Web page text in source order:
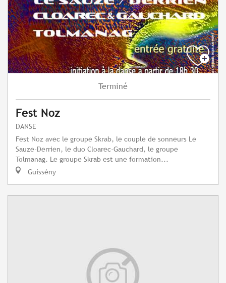
Terminé
Fest Noz
DANSE
Fest Noz avec le groupe Skrab, le couple de sonneurs Le
Sauze-Derrien, le duo Cloarec-Gauchard, le groupe
Tolmanag. Le groupe Skrab est une formation...
Guissény